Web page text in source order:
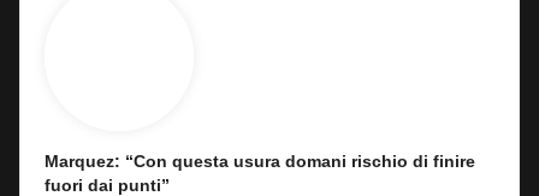
Marquez: “Con questa usura domani rischio di finire
fuori dai punti”